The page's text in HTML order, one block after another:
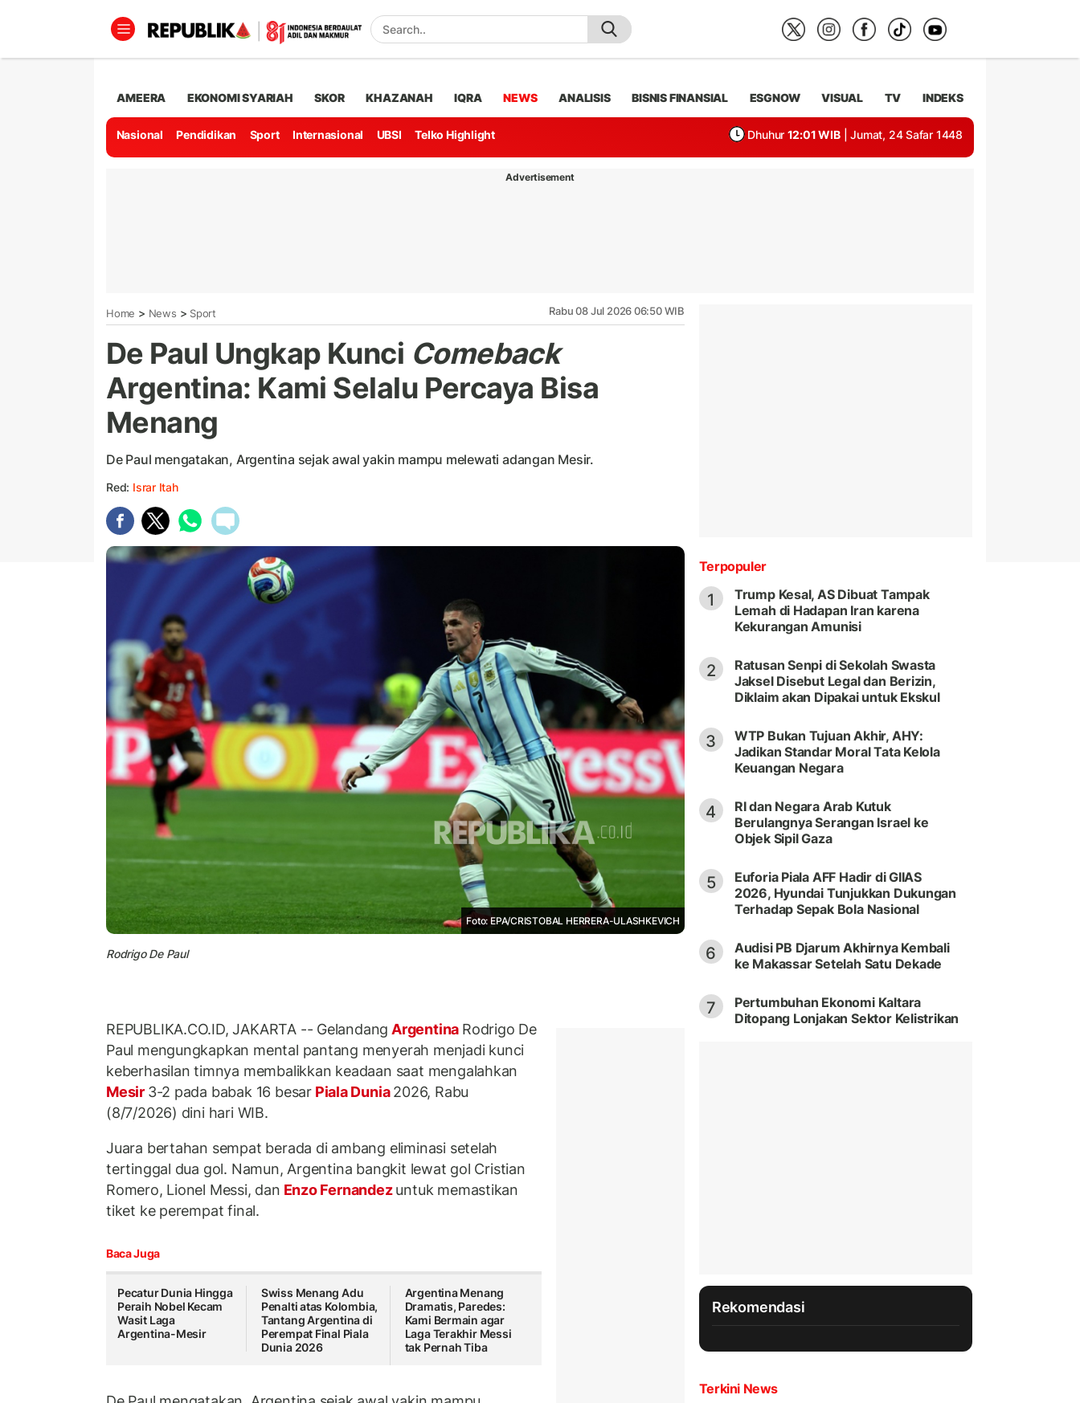
AMEERA EKONOMI SYARIAH SKOR KHAZANAH IQRA NEWS ANALISIS BISNIS FINANSIAL ESGNOW VISUAL TV INDEKS
Nasional Pendidikan Sport Internasional UBSI Telko Highlight Dhuhur 12:01 WIB | Jumat, 24 Safar 1448
Advertisement
Home > News > Sport Rabu 08 Jul 2026 06:50 WIB
De Paul Ungkap Kunci Comeback
Argentina: Kami Selalu Percaya Bisa
Menang
De Paul mengatakan, Argentina sejak awal yakin mampu melewati adangan Mesir.
Red: Israr Itah
Foto: EPA/CRISTOBAL HERRERA-ULASHKEVICH
Rodrigo De Paul
REPUBLIKA.CO.ID, JAKARTA -- Gelandang Argentina Rodrigo De
Paul mengungkapkan mental pantang menyerah menjadi kunci
keberhasilan timnya membalikkan keadaan saat mengalahkan
Mesir 3-2 pada babak 16 besarPiala Dunia2026, Rabu
(8/7/2026) dini hari WIB.
Juara bertahan sempat berada di ambang eliminasi setelah
tertinggal dua gol. Namun, Argentina bangkit lewat gol Cristian
Romero, Lionel Messi, dan Enzo Fernandezuntuk memastikan
tiket ke perempat final.
Baca Juga
Pecatur Dunia Hingga
Peraih Nobel Kecam
Wasit Laga
Argentina-Mesir
Swiss Menang Adu
Penalti atas Kolombia,
Tantang Argentina di
Perempat Final Piala
Dunia 2026
Argentina Menang
Dramatis, Paredes:
Kami Bermain agar
Laga Terakhir Messi
tak Pernah Tiba
Terpopuler
1
Trump Kesal, AS Dibuat Tampak
Lemah di Hadapan Iran karena
Kekurangan Amunisi
2
Ratusan Senpi di Sekolah Swasta
Jaksel Disebut Legal dan Berizin,
Diklaim akan Dipakai untuk Ekskul
3
WTP Bukan Tujuan Akhir, AHY:
Jadikan Standar Moral Tata Kelola
Keuangan Negara
4
RI dan Negara Arab Kutuk
Berulangnya Serangan Israel ke
Objek Sipil Gaza
5
Euforia Piala AFF Hadir di GIIAS
2026, Hyundai Tunjukkan Dukungan
Terhadap Sepak Bola Nasional
6
Audisi PB Djarum Akhirnya Kembali
ke Makassar Setelah Satu Dekade
7
Pertumbuhan Ekonomi Kaltara
Ditopang Lonjakan Sektor Kelistrikan
Rekomendasi
Terkini News